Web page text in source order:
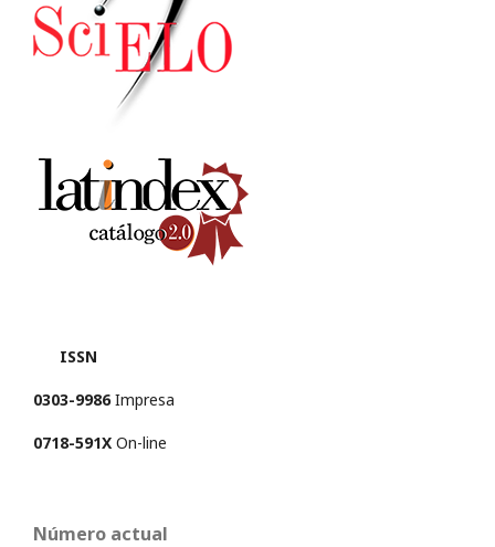
ISSN
0303-9986Impresa
0718-591X On-line
Número actual